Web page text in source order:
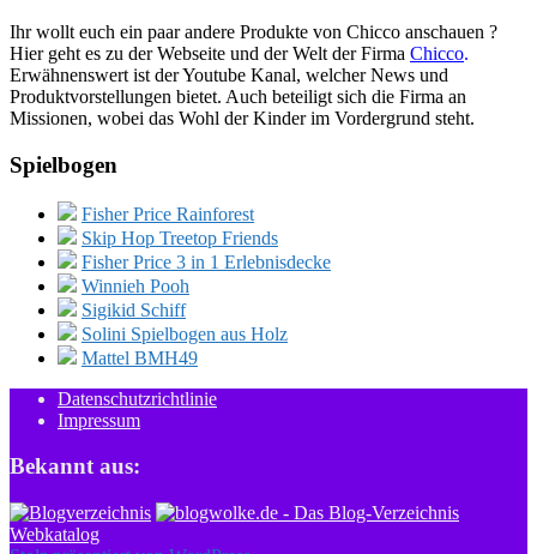
Ihr wollt euch ein paar andere Produkte von Chicco anschauen ?
Hier geht es zu der Webseite und der Welt der Firma Chicco.
Erwähnenswert ist der Youtube Kanal, welcher News und
Produktvorstellungen bietet. Auch beteiligt sich die Firma an
Missionen, wobei das Wohl der Kinder im Vordergrund steht.
Spielbogen
Fisher Price Rainforest
Skip Hop Treetop Friends
Fisher Price 3 in 1 Erlebnisdecke
Winnieh Pooh
Sigikid Schiff
Solini Spielbogen aus Holz
Mattel BMH49
Datenschutzrichtlinie
Impressum
Bekannt aus:
Webkatalog